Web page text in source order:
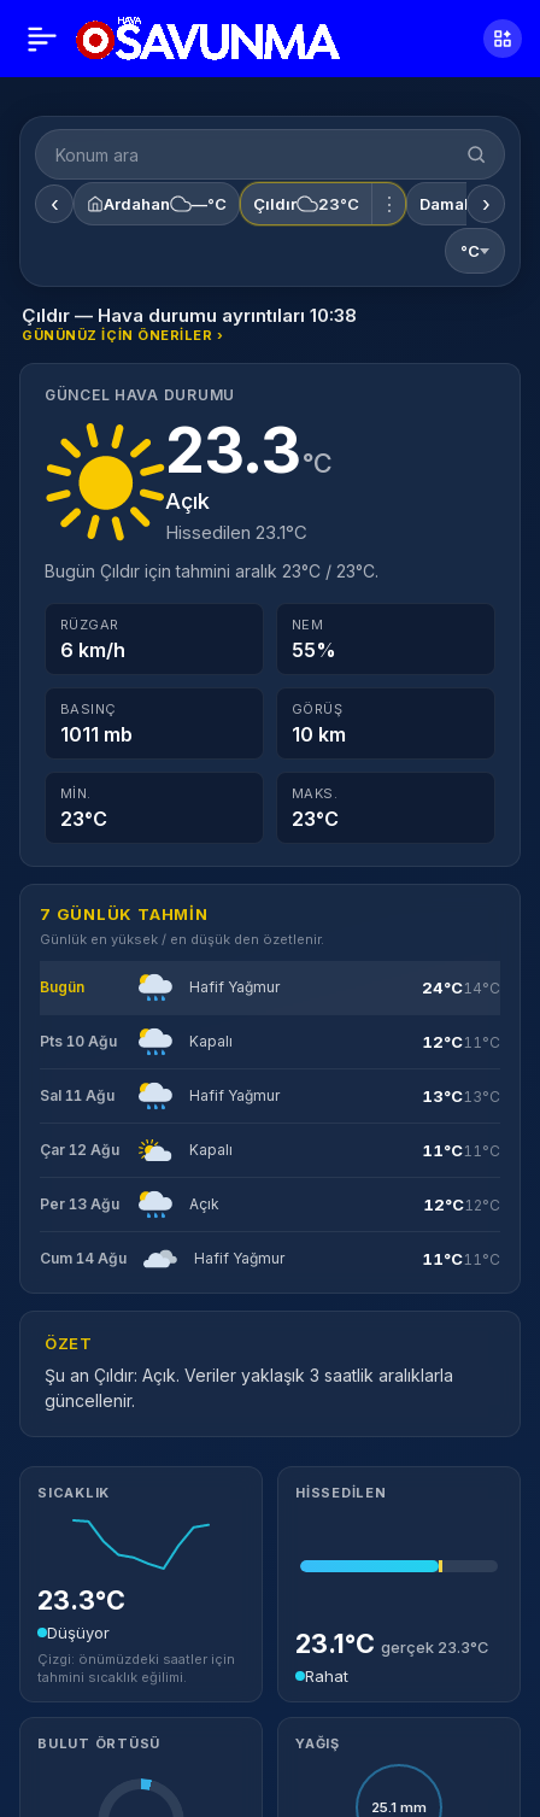
‹ Ardahan —°C Çıldır 23°C ⋮ Damal —°C
›
°C
Çıldır — Hava durumu ayrıntıları 10:38
GÜNÜNÜZ IÇIN ÖNERILER ›
GÜNCEL HAVA DURUMU
23.3°C
Açık
Hissedilen 23.1°C
Bugün Çıldır için tahmini aralık 23°C / 23°C.
RÜZGAR
6 km/h
NEM
55%
BASINÇ
1011 mb
GÖRÜŞ
10 km
MIN.
23°C
MAKS.
23°C
7 GÜNLÜK TAHMIN
Günlük en yüksek / en düşük den özetlenir.
Bugün Hafif Yağmur 24°C14°C
Pts 10 Ağu Kapalı 12°C11°C
Sal 11 Ağu Hafif Yağmur 13°C13°C
Çar 12 Ağu Kapalı 11°C11°C
Per 13 Ağu Açık 12°C12°C
Cum 14 Ağu Hafif Yağmur 11°C11°C
ÖZET
Şu an Çıldır: Açık. Veriler yaklaşık 3 saatlik aralıklarla
güncellenir.
Meteorolojik ayrıntılar
SICAKLIK
23.3°C
Düşüyor
Çizgi: önümüzdeki saatler için
tahmini sıcaklık eğilimi.
HISSEDILEN
23.1°C gerçek 23.3°C
Rahat
BULUT ÖRTÜSÜ YAĞIŞ
25.1 mm